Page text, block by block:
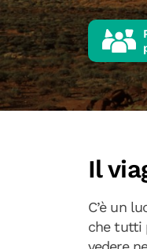
Il
C’è un
che tutti